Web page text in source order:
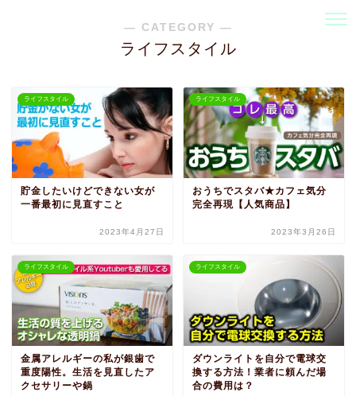
― CATEGORY ―
ライフスタイル
ライフスタイル
貯金したいけどできない女が
一番最初に見直すこと
2023年4月27日
ライフスタイル
おうちでスタバ★カフェ気分
完全再現【人気商品】
2023年3月26日
ライフスタイル
金属アレルギーの私が銀歯で
重度陽性。生活を見直したア
クセサリーや鍋
ライフスタイル
ダウンライトを自分で電球交
換する方法！業者に頼んだ場
合の費用は？